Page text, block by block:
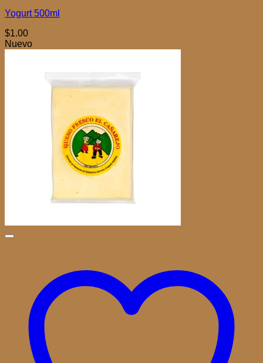
Yogurt 500ml
$1.00
Nuevo